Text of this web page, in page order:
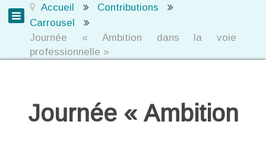
Accueil
Contributions
Carrousel
Journée « Ambition dans la voie
professionnelle »
Journée « Ambition